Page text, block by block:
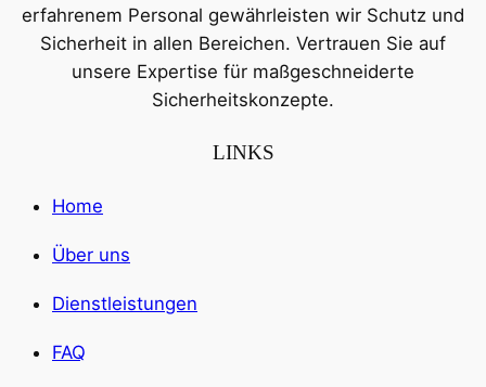
erfahrenem Personal gewährleisten wir Schutz und
Sicherheit in allen Bereichen. Vertrauen Sie auf
unsere Expertise für maßgeschneiderte
Sicherheitskonzepte.
LINKS
Home
Über uns
Dienstleistungen
FAQ